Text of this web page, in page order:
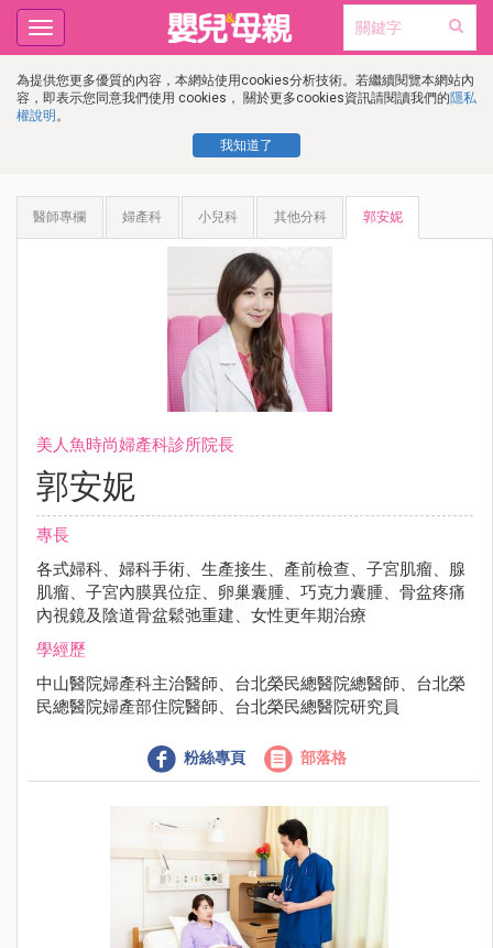
為提供您更多優質的內容，本網站使用cookies分析技術。若繼續閱覽本網站內
容，即表示您同意我們使用 cookies， 關於更多cookies資訊請閱讀我們的隱私
權說明 。
我知道了
Toggle
navigation
醫師專欄 婦產科 小兒科 其他分科 郭安妮
美人魚時尚婦產科診所院長
郭安妮
專長
各式婦科、婦科手術、生產接生、產前檢查、子宮肌瘤、腺
肌瘤、子宮內膜異位症、卵巢囊腫、巧克力囊腫、骨盆疼痛
內視鏡及陰道骨盆鬆弛重建、女性更年期治療
學經歷
中山醫院婦產科主治醫師、台北榮民總醫院總醫師、台北榮
民總醫院婦產部住院醫師、台北榮民總醫院研究員
粉絲專頁 部落格